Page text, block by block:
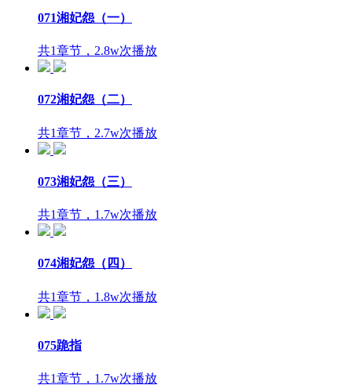
071湘妃怨（一）
共1章节，2.8w次播放
072湘妃怨（二）
共1章节，2.7w次播放
073湘妃怨（三）
共1章节，1.7w次播放
074湘妃怨（四）
共1章节，1.8w次播放
075跪指
共1章节，1.7w次播放